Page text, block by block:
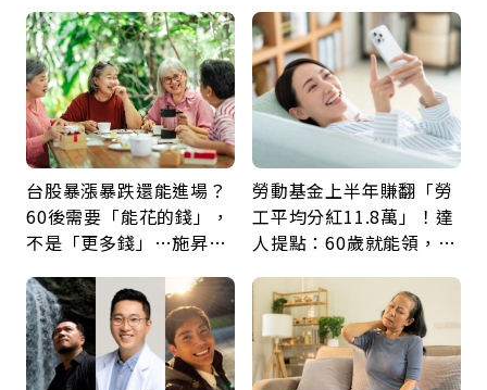
台股暴漲暴跌還能進場？
60後需要「能花的錢」，
不是「更多錢」…施昇
票
勞動基金上半年賺翻「勞
工平均分紅11.8萬」！達
人提點：60歲就能領，重